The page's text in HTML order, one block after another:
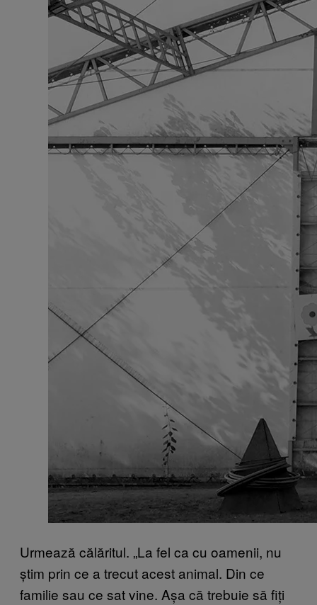
Urmează călăritul. „La fel ca cu oamenii, nu
știm prin ce a trecut acest animal. Din ce
familie sau ce sat vine. Așa că trebuie să fiți